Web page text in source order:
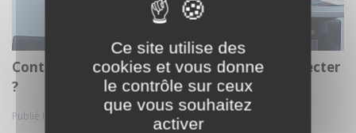
Controverse, DMLA et cataracte : quand injecter
?
Publié le 08 nov. 2023
Ce site utilise des
cookies et vous donne
le contrôle sur ceux
que vous souhaitez
activer